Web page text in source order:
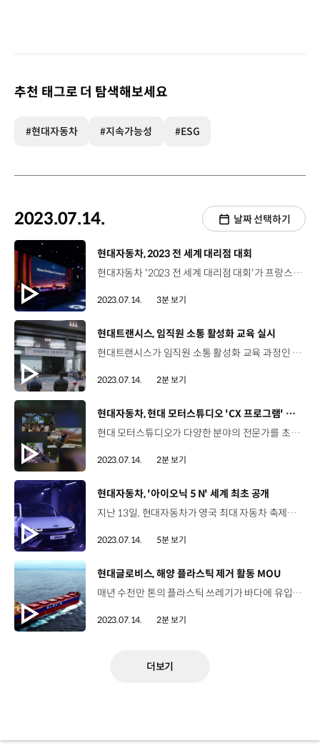
추천 태그로 더 탐색해보세요
#현대자동차 #지속가능성 #ESG
2023.07.14. 날짜 선택하기
[동영상]
현대자동차, 2023 전 세계 대리점 대회
현대자동차 '2023 전 세계 대리점 대회'가 프랑스 파리에서 열렸습니다. 4년 만에 열린 이번 행사에는 총 106개국 242명의 전 세계 대리점 사장단과 관계자들이 참석했는데요. 전 세계 대리점 대회란, 현대자동차 임직원과 세계 각지의 대리점 사장단이 모여 교류의 시간을 갖고 미래 경쟁력 강화를 위한 전략을 논의하는 자리입니다. '타임리스 헤리티지(Timeless Heritage)'를 주제로 포럼이 개최됐는데요. 현대차의 브랜드, SDV 전략, 고성능 N, 디자인 등 다양한 비즈니스 전략을 공유하는 시간을 가졌습니다. 특히, 이번 행사에서는 정의선 회장을 비롯한 주요 경영층과의 소통을 통해 현대차의 과거, 현재, 미래를 함께 조망해 볼 수 있는 기회가 마련됐습니다. 정의선 회장 / 현대자동차그룹우리는 중요한 진전을 이루었고 글로벌 탑3 모빌리티 기업으로 우뚝 서게 되었습니다. 저는 여러분들의 헌신과 노력 덕분에 우리가 전동화 분야의 리더가 될 수 있었다고 진심으로 생각합니다. 우리는 이런 성과를 통해 스마트 모빌리티 솔루션 프로바이더가 될 수 있다고 더욱 확신합니다. 우리는 빠른 속도로 전동화로의 전환을 진행하고 있으며 치열한 경쟁 속에서 새로운 도전을 받아들일 준비가 되어 있습니다. 지난 5월 이탈리아 레이크 코모에서 열린 헤리티지 행사, 현대 리유니온에서 말씀드렸던 것처럼 우리는 과거를 돌아보는 동시에 '도전자 DNA'를 발휘해 새로운 미래를 만들어 가야 합니다. 이번 대회를 통해 현대차의 변화를 체감하고 경영층과 격의 없이 소통할 수 있어 좋았다는 참석자들의 소감도 잇따랐는데요. 후안 페데리코 살라베라아 오너 / 엘살바도르 대리점저는 그 비전과 오랫동안 함께 했고 어떻게 발전하고 있는지 지켜보고 있습니다. 이러한 전기차와 사람, 그리고 모빌리티에 대한 깊은 헌신을 저는 매우 좋아합니다. 우리의 비전이 큰 도움이 될 것이라고 생각합니다. 현대차는 앞으로도 전 세계 각국의 대리점 사장단과의 소통을 강화해 브랜드 자부심과 충성도를 높여 나갈 계획입니다.
2023.07.14. 3분 보기
[동영상]
현대트랜시스, 임직원 소통 활성화 교육 실시
현대트랜시스가 임직원 소통 활성화 교육 과정인 ‘함께하는 소통, 함께하는 성장’을 실시했습니다. 지난달 6월 14일을 시작으로 다음달인 8월 23일까지 총 16차 수에 걸쳐 진행되는 교육에는 성연공장 임직원 610여 명이 참여할 예정인데요. 충주 일대에서 1박 2일 동안 진행되며, 임직원간의 긍정적인 관계 형성과 유대감 강화에 초점을 맞췄습니다. 서로를 더 알아가기 위한 '만남의 장' 프로그램을 시작으로, 유명 TV 프로그램에서 착안한 '달려라! 트랜시스'와 실제 조정 경기장에서 진행하는 '함께하는 소통 조정 경기' 등 다양한 프로그램으로 구성됐습니다. 이번 교육은 올해 초에 실시된 소통 활성화 행사인 'T–래킹'에 이어 오랜만에 진행된 야외 행사였는데요. 임직원들은 잠시나마 일상에서 벗어나 여유를 만끽하고 서로를 알아가는 시간을 가졌습니다. 백두산 책임매니저 / 현대트랜시스 가치성장팀본 프로그램에 우리 구성원들이 많이 참여하고 있는데요. 교육이라는 느낌보다는 오랜만에 서로 함께 소통하고 모여서 이야기할 수 있는 소통의 장으로 활용하셨으면 좋겠습니다. 현대트랜시스는 행복한 일터 형성을 위해 교육 프로그램을 확대 운영할 예정입니다.
2023.07.14. 2분 보기
[동영상]
현대자동차, 현대 모터스튜디오 'CX 프로그램' 실시
현대 모터스튜디오가 다양한 분야의 전문가를 초대해 그들의 경험과 노하우를 들어보는 'CX 프로그램'을 운영하고 있습니다. 먼저 지난 4일, 현대 모터스튜디오 고양에서는 소설 '개미'로 한국에 수많은 독자층을 확보한 베스트셀러 소설가, 베르나르 베르베르와 함께한 한 여름밤의 북 콘서트가 열렸는데요. 이날 북 콘서트를 방문한 독자들은 그가 생각하는 지속가능한 일상과 미래의 모습을 상상하며 여름밤의 특별한 추억을 만들었습니다. 현대 모터스튜디오 부산에서는 자신만의 취향과 개성이 담긴 라이프 스타일의 소유자죠. 방송인 노홍철 씨와 함께 좋은 삶을 가꾸기 위한 공간 스타일링 방법에 대해 알아볼 수 있었습니다. 이 밖에도 현대 모터스튜디오에서는 차에 대한 이야기를 나누는 ‘찻자리’ 원데이 클래스, 그리고 ‘게릴라 가드닝’ 등의 다양한 고객경험 프로그램을 운영했는데요. 고객들은 이번 ‘CX 프로그램’을 통해 라이프스타일 노하우를 얻을 뿐만 아니라 현대차의 미래 모빌리티 비전에 대해서도 공감할 수 있는 시간을 가졌습니다. 오혜준 매니저 / 현대자동차 HMS매니지먼트팀 현대 모터스튜디오는 '사람을 움직이는 수단에서 마음을 움직이는 공간으로'라는 컨셉을 가진 브랜드 체험 공간으로 매년 다양한 프로그램들을 통해 삶을 풍요롭게 하고 새로운 영감을 줄 수 있는 고객 경험을 제공하고 있습니다. 현대 모터스튜디오는 지속가능한 미래에 대한 화두를 던지며 다양한 전문가들의 경험과 생각을 듣는 CX 프로그램을 앞으로도 진행해 나갈 예정입니다.
2023.07.14. 2분 보기
[동영상]
현대자동차, '아이오닉 5 N' 세계 최초 공개
지난 13일, 현대자동차가 영국 최대 자동차 축제인 '굿우드 페스티벌 오브 스피드'에서 아이오닉 5 N을 최초 공개했습니다. 베일에 싸여 있던 아이오닉 5 N 공개 소식에 국내외 높은 관심이 이어지고 있는데요. 국내에서도 아이오닉 5 N에 대한 기대가 높은 만큼 N서울타워에 차량을 전시하고 미디어를 초청했습니다. 고성능 전기차 시장을 선도할 아이오닉 5. 지금 바로 확인하시죠. 현대차의 핵심 전동화 전략, '현대 모터 웨이'의 서막을 여는 아이오닉 5 N이 모습을 드러냈습니다. 현대자동차가 수많은 모터스포츠 경기에 참가하며 쌓아 올린 경험과 내연기관 N 차량의 기술력을 바탕으로 출시됐는데요. 전·후륜 모터 합산으로 478kW의 최고 출력을 낼 수 있을 뿐 아니라, 84kWh의 고출력 배터리를 탑재해 압도적인 주행 성능으로 갖춘 것이 가장 큰 특징입니다. N서울타워에 마련된 전시 현장은 차량을 보기 위해 많은 취재진이 몰렸는데요. 차량에 집중할 수 있도록 차별화된 공간을 마련해 주목도를 높였습니다. 아이오닉 5 N은 N 브랜드의 모터스포츠 기반 노하우에 기술력을 더해 N 브랜드가 추구하는 3대 핵심 요소인 '코너링 악동', '레이스 트랙 주행능력' '일상의 스포츠카'를 모두 갖췄습니다. 짜릿한 코너링을 선사할 곡선로 주행능력과 함께 'N 페달'과 'N 드리프트 옵티마이저' 'N 토크 디스트리뷰션' 등 코너링을 위한 다양한 특화 사양도 탑재됐습니다. 김태환 연구원 / 현대자동차 MSV프로젝트6팀 N 브랜드 3대 핵심 요소는 지금 자동차 트렌드가 전동화로 바뀌고 있는 과도기적인 시기와 아직도 고성능이라고 하면 내연기관에 익숙한 고객들에게 '어떻게 하면 더욱더 친숙하게 다가갈 수 있을까, 어떻게 하면 더욱 위하감 없이 아이오닉 5 N이 적용될 수 있을까'를 고민한 끝에 만들어 낸 결과물이라고 생각해 주시면 좋을 것 같습니다. 아이오닉 5 N을 앞으로 다가올 전동화 고성능 전기차 시대에 새로운 기준점으로 제시하고자 합니다. 고출력 배터리를 기반으로 하는 폭발적인 동력성능도 눈여겨볼 만한데요. 일정 시간 동안 출력과 토크를 높여 최대 가속 성능을 발휘하는 'N 그린 부스터'를 사용할 경우 무려 3.4초 만에 시속 100km까지 도달할 수 있습니다. 또, 주행목적에 따라 배터리의 열을 관리해 주는 'N 배터리 프리컨디셔닝'과 브레이크 사용을 줄이면서도 제동성능을 높이는 'N 브레이크 리젠' 시스템을 적용했습니다. 아이오닉 5 N은 스포티한 느낌을 극대화하는 디자인으로 한층 역동적이면서도 공격적인 모습으로 재탄생했는데요. 아이오닉 5 N의 전면부에는 블랙 색상의 N 전용 범퍼 커버와 범퍼 하단부를 낮게 가로지르는 립 스포일러가 장착됐고, 후면부에는 기존 차에 비해 약 100mm 길어진 N 전용 리어 스포일러가 적용됐습니다. 특히, 리어 스포일러에 부착된 N 전용 삼각형 보조제동등과 체커 플래그 그래픽이 적용된 리플렉터로 차별화된 감성을 느낄 수 있었습니다. 스티어링 휠과 시트, 도어스커프, 메탈 페달 등에 N 브랜드 디자인 사양이 적용됐습니다. 도어 가니시에는 한지의 느낌을 살린 페이퍼렛 소재를 사용해 멋스러움을 더한 모습입니다. 전동화 시대에 발맞춘 편리한 기술을 바탕으로 야심 차게 등장한 아이오닉 5 N이 소비자들에게 극대화된 운전의 재미를 선사하며 일상의 스포츠카로 자리매김하길 기대합니다. 아이오닉 5 N! 운전의 재미를 느끼게 해주는 주행감성과 다양한 전동화 기술들을 갖춰 ‘일상의 스포츠카’라는 수식어가 정말 잘 어울리네요. 특히 새롭게 적용된 가상 변속 시스템과 가상 사운드 시스템은 운전자와 차량 간 상호작용을 강화해 내연기관 차량 못지않은 운전의 재미를 느낄 수 있도록 하고 있습니다. 현대차는 앞으로도 아이오닉 5 N을 비롯한 다양한 고성능 차량을 선보이고 N 브랜드만의 특별한 드라이빙 경험을 제공할 예정인데요. 많이 기대해 주시기 바랍니다.
2023.07.14. 5분 보기
[동영상]
현대글로비스, 해양 플라스틱 제거 활동 MOU
매년 수천만 톤의 플라스틱 쓰레기가 바다에 유입되며 해양 오염이 심각해지고 있죠. 이 문제에 대응하기 위해 지난 5일, 현대글로비스는 글로벌 환경단체인 '오션클린업'과 해양 플라스틱 제거 활동을 위한 MOU를 체결했습니다. 오션클린업은 강에서 바다로 유입되는 플라스틱 쓰레기를 차단하거나 이미 바다에 축적된 것을 수거해 재활용하는 방식으로 전 세계 해양 플라스틱 제거 활동을 하는 네덜란드의 비영리단체인데요. 이번 협약으로 현대글로비스는 자사의 선박에 카메라를 부착해 바다 위에 떠다니는 플라스틱의 위치와 규모에 대한 정보를 수집하고 이를 오션클린업에 공유할 예정입니다. 해당 정보를 바탕으로 오션클린업은 해양 플라스틱 쓰레기를 적기에, 보다 효과적으로 수거할 수 있을 것으로 기대되는데요. 뿐만 아니라 현대글로비스는 오션클린업이 개발한 여러 장비의 운송을 돕기 위해 다량의 컨테이너를 최저가로 제공하고 올해부터 3년간 매년 일정 금액을 후원할 방침입니다. 현대글로비스는 지속가능한 지구 환경을 위해 앞으로도 기업의 사회적 책임을 다할 예정입니다.
2023.07.14. 2분 보기
더보기